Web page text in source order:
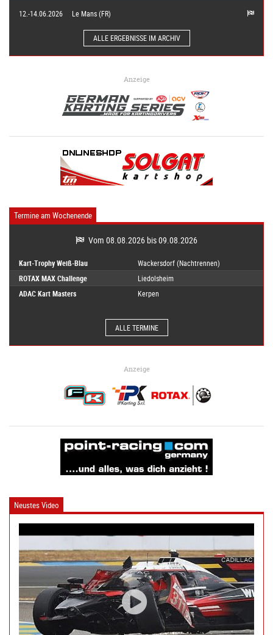
12.-14.06.2026 Le Mans (FR)
ALLE ERGEBNISSE IM ARCHIV
Anzeige
Termine am Wochenende
Vom 08.08.2026 bis 09.08.2026
Kart-Trophy Weiß-Blau
Wackersdorf (Nachtrennen)
ROTAX MAX Challenge
Liedolsheim
ADAC Kart Masters
Kerpen
ALLE TERMINE
Anzeige
Neustes Video